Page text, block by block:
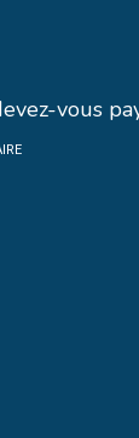
vous